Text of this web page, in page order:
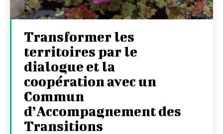
Transformer les
territoires par le
dialogue et la
coopération avec un
Commun
d’Accompagnement des
Transitions